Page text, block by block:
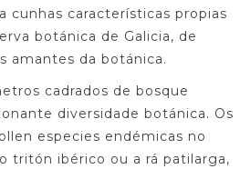
cunhas características propias
botánica de Galicia, de
amantes da botánica.
cadrados de bosque
diversidade botánica. Os
especies endémicas no
tritón ibérico ou a rá patilarga,